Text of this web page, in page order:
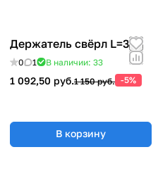
Держатель свёрл L=315
0 1 В наличии: 33
1 092,50 руб.1 150 руб. -5%
В корзину